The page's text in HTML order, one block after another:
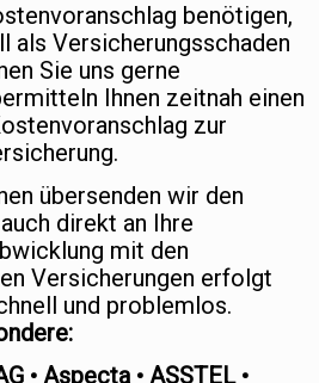
benötigen,
als Versicherungsschaden
Sie uns gerne
Ihnen zeitnah einen
zur
übersenden wir den
direkt an Ihre
mit den
Versicherungen erfolgt
und problemlos.
• Aspecta • ASSTEL •